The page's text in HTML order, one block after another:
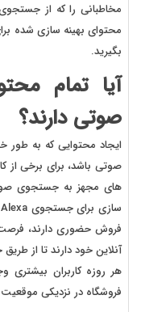
مخاطبانی را که از
محتوای بهینه سازی شده
بگیرید.
آیا تمام
صوتی دارند؟
ایجاد محتوایی که به
صوتی باشد، برای برخی از
های مجهز به جستجوی
فروش حضوری دارند،
آنلاین خود دارند تا از
فروشگاه در نزدیکی